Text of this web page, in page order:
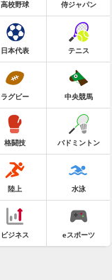
高校野球 侍ジャパン
日本代表 テニス
ラグビー 中央競馬
格闘技 バドミントン
陸上 水泳
ビジネス eスポーツ